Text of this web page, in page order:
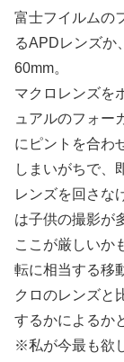
富士フイルムの
るAPDレンズか
60mm。
マクロレンズを
ュアルのフォー
にピントを合わ
しまいがちで、
レンズを回さな
は子供の撮影が
ここが厳しいか
転に相当する移
クロのレンズと
するかによるか
※私が今最も欲